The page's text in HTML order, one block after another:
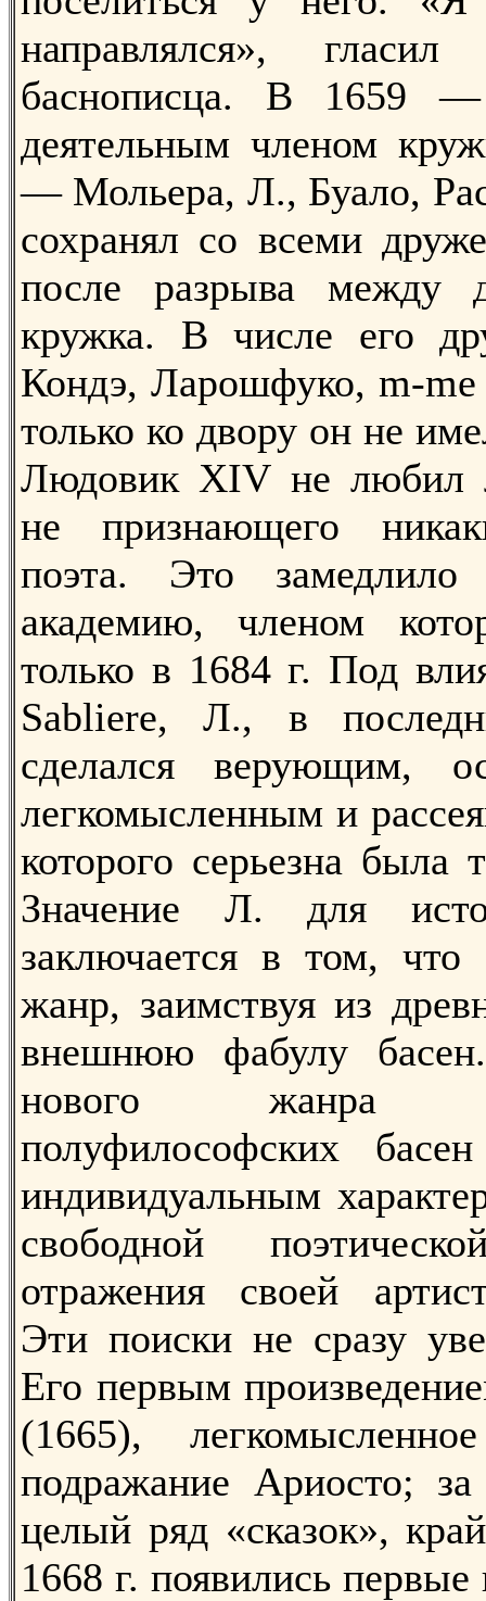
направлялся»,
баснописца. В 1659
деятельным членом
— Мольера, Л., Буало,
сохранял со всеми
после разрыва между
кружка. В числе его
Кондэ, Ларошфуко, m-
только ко двору он не
Людовик XIV не любил
не признающего
поэта. Это
академию, членом
только в 1684 г. Под
Sabliere, Л., в
сделался верующим,
легкомысленным и
которого серьезна была
Значение Л. для
заключается в том,
жанр, заимствуя из
внешнюю фабулу
нового жанра
полуфилософских басен
индивидуальным
свободной
отражения своей
Эти поиски не сразу
Его первым
(1665),
подражание Apиocто;
целый ряд «сказок»,
1668 г. появились